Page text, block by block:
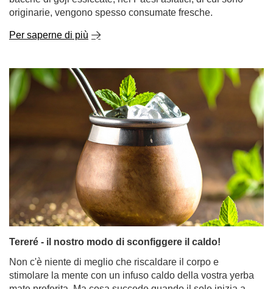
Bacche di Goji - che tipo di pianta è? Quali sono le
loro proprietà e come mangiarle?
Da alcuni anni le bacche di goji stanno facendo un vero
e proprio boom nel mondo dei superalimenti naturali e
dell'alimentazione sana. Questi piccoli frutti rossi sono
ricchi di un'impressionante quantità di vitamine, minerali
e antiossidanti, oltre ad avere un sapore particolare:
dolce e piccante con una punta di aspro. È interessante
notare che, mentre in Europa si trovano più spesso
bacche di goji essiccate, nei Paesi asiatici, di cui sono
originarie, vengono spesso consumate fresche.
Per saperne di più